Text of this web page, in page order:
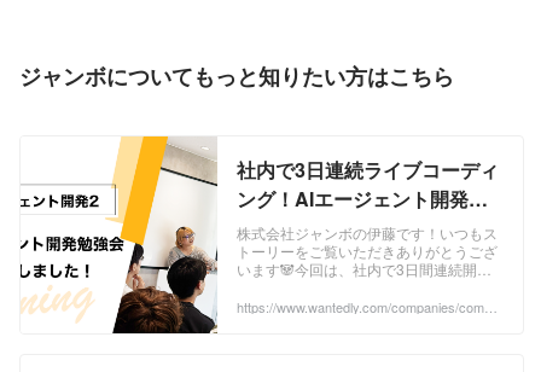
ジャンボについてもっと知りたい方はこちら
社内で3日連続ライブコーディ
ング！AIエージェント開発勉
強会を覗いてみた | 株式会社ジ
ャンボ
株式会社ジャンボの伊藤です！いつもス
トーリーをご覧いただきありがとうござ
います🐼今回は、社内で3日間連続開催
のレポートです📝Android・Web・
https://www.wantedly.com/companies/compa